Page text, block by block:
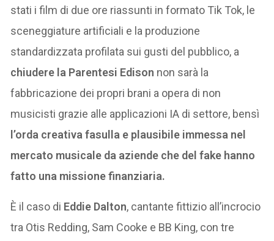
stati i film di due ore riassunti in formato Tik Tok, le
sceneggiature artificiali e la produzione
standardizzata profilata sui gusti del pubblico, a
chiudere la Parentesi Edison non sarà la
fabbricazione dei propri brani a opera di non
musicisti grazie alle applicazioni IA di settore, bensì
l’orda creativa fasulla e plausibile immessa nel
mercato musicale da aziende che del fake hanno
fatto una missione finanziaria.
È il caso di Eddie Dalton, cantante fittizio all’incrocio
tra Otis Redding, Sam Cooke e BB King, con tre